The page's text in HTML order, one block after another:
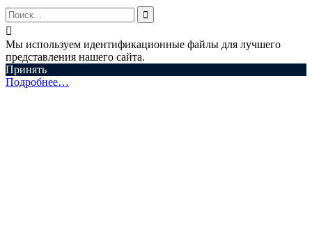


Мы используем идентификационные файлы для лучшего
представления нашего сайта.
Принять
Подробнее…